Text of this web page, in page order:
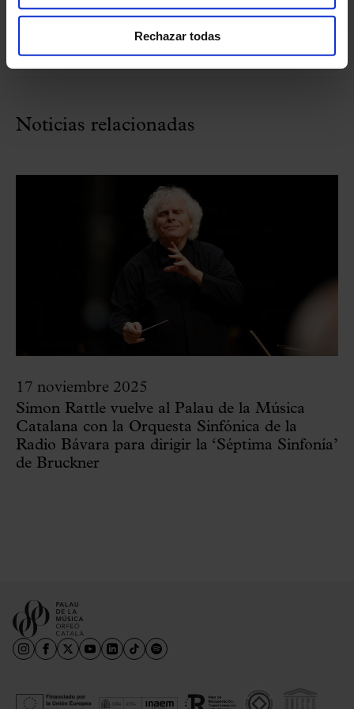
Rechazar todas
Sala de
Noticias relacionadas
17 noviembre 2025
Simon Rattle vuelve al Palau de la Música
Catalana con la Orquesta Sinfónica de la
Radio Bávara para dirigir la ‘Séptima Sinfonía’
de Bruckner